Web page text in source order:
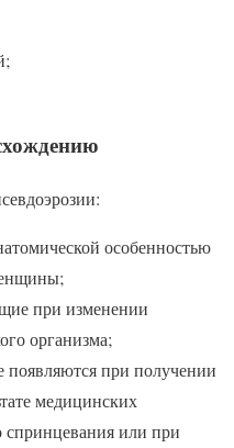
особенностью
при изменении
организма;
появляются при получении
медицинских
или при